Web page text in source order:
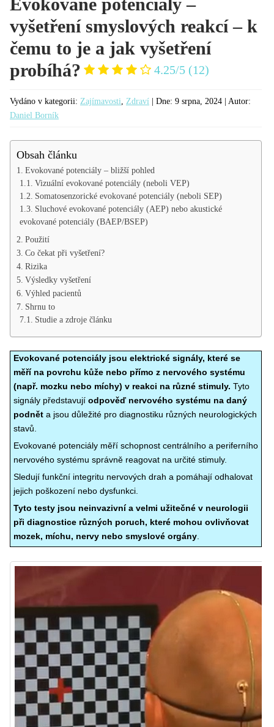
Evokované potenciály –
vyšetření smyslových reakcí – k
čemu to je a jak vyšetření
probíhá?
4.25/5 (12)
Vydáno v kategorii: Zajímavosti, Zdraví | Dne: 9 srpna, 2024 | Autor:
Daniel Borník
Obsah článku
Evokované potenciály – bližší pohled
Vizuální evokované potenciály (neboli VEP)
Somatosenzorické evokované potenciály (neboli SEP)
Sluchové evokované potenciály (AEP) nebo akustické
evokované potenciály (BAEP/BSEP)
Použití
Co čekat při vyšetření?
Rizika
Výsledky vyšetření
Výhled pacientů
Shrnu to
Studie a zdroje článku
Evokované potenciály jsou elektrické signály, které se
měří na povrchu kůže nebo přímo z nervového systému
(např. mozku nebo míchy) v reakci na různé stimuly. Tyto
signály představují odpověď nervového systému na daný
podnět a jsou důležité pro diagnostiku různých neurologických
stavů.
Evokované potenciály měří schopnost centrálního a periferního
nervového systému správně reagovat na určité stimuly.
Sledují funkční integritu nervových drah a pomáhají odhalovat
jejich poškození nebo dysfunkci.
Tyto testy jsou neinvazivní a velmi užitečné v neurologii
při diagnostice různých poruch, které mohou ovlivňovat
mozek, míchu, nervy nebo smyslové orgány.